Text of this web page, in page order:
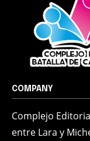
COMPANY
Complejo
entre Lara y